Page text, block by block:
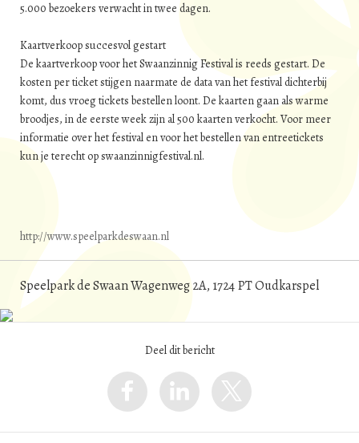
5.000 bezoekers verwacht in twee dagen.
Kaartverkoop succesvol gestart
De kaartverkoop voor het Swaanzinnig Festival is reeds gestart. De
kosten per ticket stijgen naarmate de data van het festival dichterbij
komt, dus vroeg tickets bestellen loont. De kaarten gaan als warme
broodjes, in de eerste week zijn al 500 kaarten verkocht. Voor meer
informatie over het festival en voor het bestellen van entreetickets
kun je terecht op swaanzinnigfestival.nl.
http://www.speelparkdeswaan.nl
Speelpark de Swaan Wagenweg 2A, 1724 PT Oudkarspel
Deel dit bericht